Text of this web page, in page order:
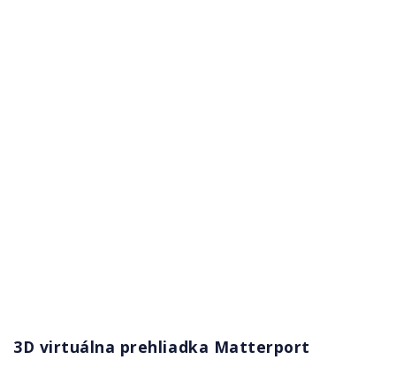
3D virtuálna prehliadka Matterport